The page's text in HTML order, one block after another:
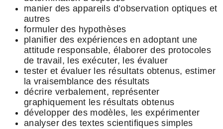
manier des appareils d’observation optiques et
autres
formuler des hypothèses
planifier des expériences en adoptant une
attitude responsable, élaborer des protocoles
de travail, les exécuter, les évaluer
tester et évaluer les résultats obtenus, estimer
la vraisemblance des résultats
décrire verbalement, représenter
graphiquement les résultats obtenus
développer des modèles, les expérimenter
analyser des textes scientifiques simples